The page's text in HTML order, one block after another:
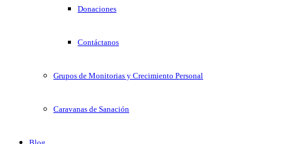
Donaciones
Contáctanos
Grupos de Monitorias y Crecimiento Personal
Caravanas de Sanación
Blog